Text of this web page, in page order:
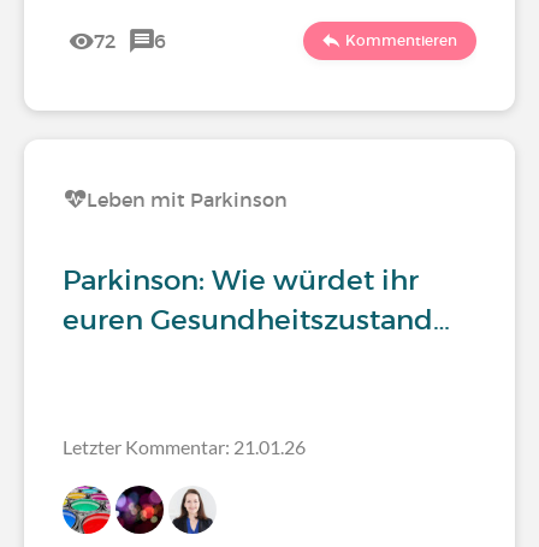
72 6 Kommentieren
Leben mit Parkinson
Parkinson: Wie würdet ihr
euren Gesundheitszustand…
Letzter Kommentar: 21.01.26